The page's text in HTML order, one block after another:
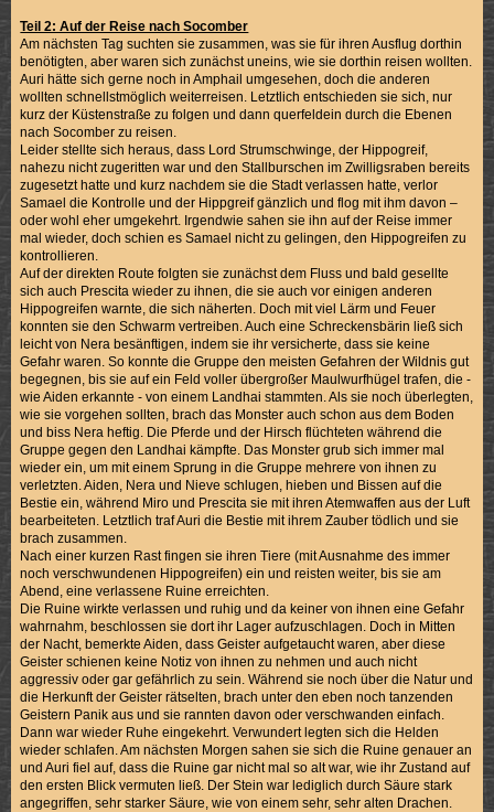
Teil 2: Auf der Reise nach Socomber
Am nächsten Tag suchten sie zusammen, was sie für ihren Ausflug dorthin
benötigten, aber waren sich zunächst uneins, wie sie dorthin reisen wollten.
Auri hätte sich gerne noch in Amphail umgesehen, doch die anderen
wollten schnellstmöglich weiterreisen. Letztlich entschieden sie sich, nur
kurz der Küstenstraße zu folgen und dann querfeldein durch die Ebenen
nach Socomber zu reisen.
Leider stellte sich heraus, dass Lord Strumschwinge, der Hippogreif,
nahezu nicht zugeritten war und den Stallburschen im Zwilligsraben bereits
zugesetzt hatte und kurz nachdem sie die Stadt verlassen hatte, verlor
Samael die Kontrolle und der Hippgreif gänzlich und flog mit ihm davon –
oder wohl eher umgekehrt. Irgendwie sahen sie ihn auf der Reise immer
mal wieder, doch schien es Samael nicht zu gelingen, den Hippogreifen zu
kontrollieren.
Auf der direkten Route folgten sie zunächst dem Fluss und bald gesellte
sich auch Prescita wieder zu ihnen, die sie auch vor einigen anderen
Hippogreifen warnte, die sich näherten. Doch mit viel Lärm und Feuer
konnten sie den Schwarm vertreiben. Auch eine Schreckensbärin ließ sich
leicht von Nera besänftigen, indem sie ihr versicherte, dass sie keine
Gefahr waren. So konnte die Gruppe den meisten Gefahren der Wildnis gut
begegnen, bis sie auf ein Feld voller übergroßer Maulwurfhügel trafen, die -
wie Aiden erkannte - von einem Landhai stammten. Als sie noch überlegten,
wie sie vorgehen sollten, brach das Monster auch schon aus dem Boden
und biss Nera heftig. Die Pferde und der Hirsch flüchteten während die
Gruppe gegen den Landhai kämpfte. Das Monster grub sich immer mal
wieder ein, um mit einem Sprung in die Gruppe mehrere von ihnen zu
verletzten. Aiden, Nera und Nieve schlugen, hieben und Bissen auf die
Bestie ein, während Miro und Prescita sie mit ihren Atemwaffen aus der Luft
bearbeiteten. Letztlich traf Auri die Bestie mit ihrem Zauber tödlich und sie
brach zusammen.
Nach einer kurzen Rast fingen sie ihren Tiere (mit Ausnahme des immer
noch verschwundenen Hippogreifen) ein und reisten weiter, bis sie am
Abend, eine verlassene Ruine erreichten.
Die Ruine wirkte verlassen und ruhig und da keiner von ihnen eine Gefahr
wahrnahm, beschlossen sie dort ihr Lager aufzuschlagen. Doch in Mitten
der Nacht, bemerkte Aiden, dass Geister aufgetaucht waren, aber diese
Geister schienen keine Notiz von ihnen zu nehmen und auch nicht
aggressiv oder gar gefährlich zu sein. Während sie noch über die Natur und
die Herkunft der Geister rätselten, brach unter den eben noch tanzenden
Geistern Panik aus und sie rannten davon oder verschwanden einfach.
Dann war wieder Ruhe eingekehrt. Verwundert legten sich die Helden
wieder schlafen. Am nächsten Morgen sahen sie sich die Ruine genauer an
und Auri fiel auf, dass die Ruine gar nicht mal so alt war, wie ihr Zustand auf
den ersten Blick vermuten ließ. Der Stein war lediglich durch Säure stark
angegriffen, sehr starker Säure, wie von einem sehr, sehr alten Drachen.